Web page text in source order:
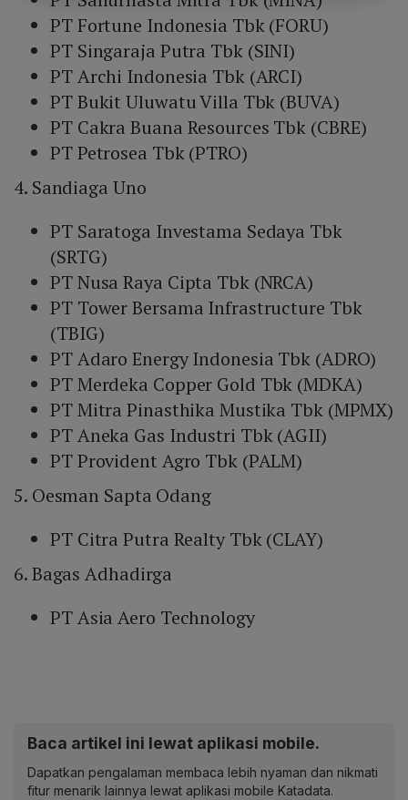
PT Fortune Indonesia Tbk (FORU)
PT Singaraja Putra Tbk (SINI)
PT Archi Indonesia Tbk (ARCI)
PT Bukit Uluwatu Villa Tbk (BUVA)
PT Cakra Buana Resources Tbk (CBRE)
PT Petrosea Tbk (PTRO)
4. Sandiaga Uno
PT Saratoga Investama Sedaya Tbk
(SRTG)
PT Nusa Raya Cipta Tbk (NRCA)
PT Tower Bersama Infrastructure Tbk
(TBIG)
PT Adaro Energy Indonesia Tbk (ADRO)
PT Merdeka Copper Gold Tbk (MDKA)
PT Mitra Pinasthika Mustika Tbk (MPMX)
PT Aneka Gas Industri Tbk (AGII)
PT Provident Agro Tbk (PALM)
5. Oesman Sapta Odang
PT Citra Putra Realty Tbk (CLAY)
6. Bagas Adhadirga
PT Asia Aero Technology
Baca artikel ini lewat aplikasi mobile.
Dapatkan pengalaman membaca lebih nyaman dan nikmati
fitur menarik lainnya lewat aplikasi mobile Katadata.